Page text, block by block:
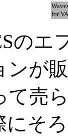
for
のエ
が
て売
そ